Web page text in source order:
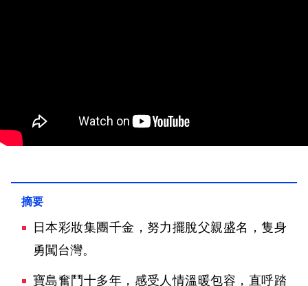
日本彩妝集團千金，努力擺脫父親盛名，隻身
勇闖台灣。
寶島奮鬥十多年，感受人情溫暖包容，直呼踏